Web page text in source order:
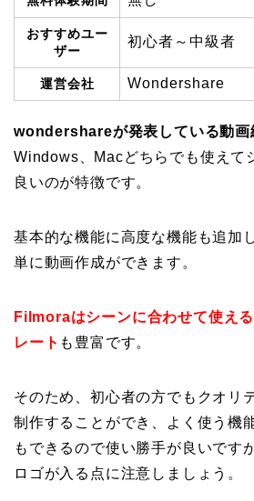
おすすめユー
ザー
初心者～中級者
運営会社 Wondershare
wondershareが発表している動画
Windows、Macどちらでも使えて
良いのが特徴です。
基本的な機能に高度な機能も追加
単に動画作成ができます。
Filmoraはシーンに合わせて使え
レート も豊富です。
そのため、初心者の方でもクオリ
制作することができ、よく使う機
もできるので使い勝手が良いです
ロゴが入る点に注意しましょう。